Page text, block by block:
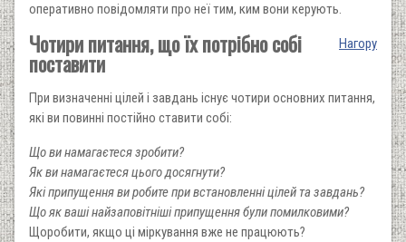
оперативно повідомляти про неї тим, ким вони керу­ють.
Нагору
Чотири питання, що їх потрібно собі
поставити
При визначенні цілей і завдань існує чотири основних питан­ня,
які ви повинні постійно ставити собі:
Що ви намагаєтеся зробити?
Як ви намагаєтеся цього досягнути?
Які припущення ви робите при встановленні цілей та завдань?
Що як ваші найзаповітніші припущення були помилкови­ми?
Щоробити, якщо ці міркування вже не працюють?